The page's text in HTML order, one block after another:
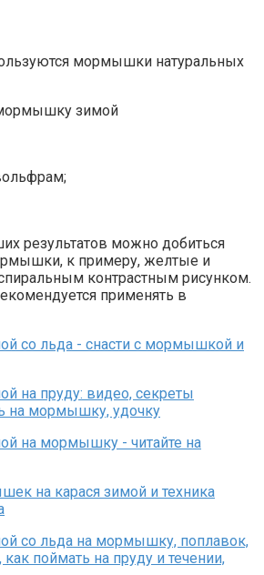
мормышки натуральных
результатов можно добиться
к примеру, желтые и
контрастным рисунком.
применять в